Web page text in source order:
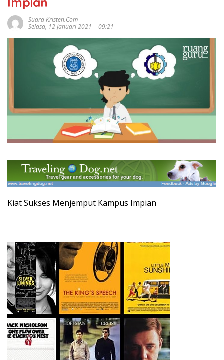
Suara Kristen.com
Selasa, 12 Januari 2021 | 09:21
Kiat Sukses Menjemput Kampus Impian